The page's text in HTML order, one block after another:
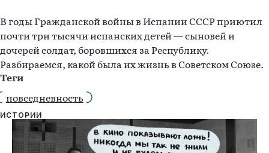
В годы Гражданской войны в Испании СССР приютил
почти три тысячи испанских детей — сыновей и
дочерей солдат, боровшихся за Республику.
Разбираемся, какой была их жизнь в Советском Союзе.
Теги
повседневность
ИСТОРИИ